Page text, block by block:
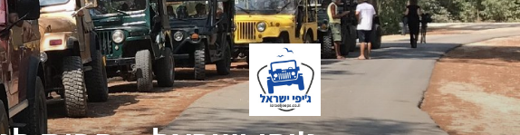
דילוג
לתוכן